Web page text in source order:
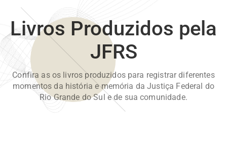
Livros Produzidos pela
JFRS
Confira as os livros produzidos para registrar diferentes
momentos da história e memória da Justiça Federal do
Rio Grande do Sul e de sua comunidade.​